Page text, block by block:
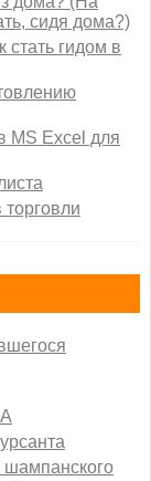
сидя дома?)
стать гидом в
MS Excel для
шампанского